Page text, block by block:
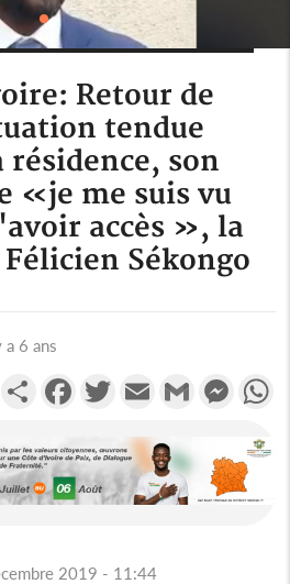
Retour de
tendue
résidence, son
«je me suis vu
accès », la
Sékongo
a 6 ans
PartagerFacebookTwitterEmail Gmail
2019 - 11:44